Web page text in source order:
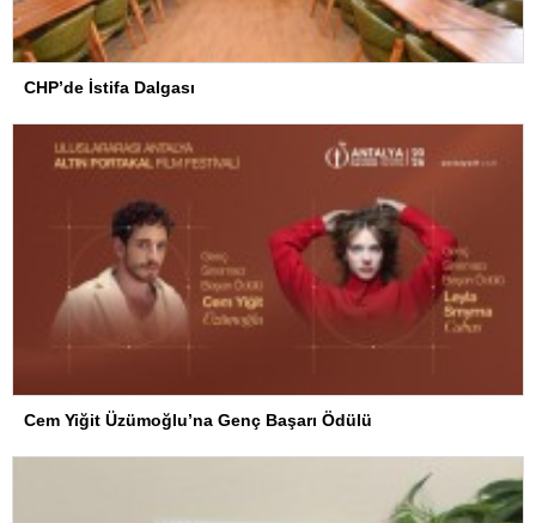
CHP’de İstifa Dalgası
Cem Yiğit Üzümoğlu’na Genç Başarı Ödülü